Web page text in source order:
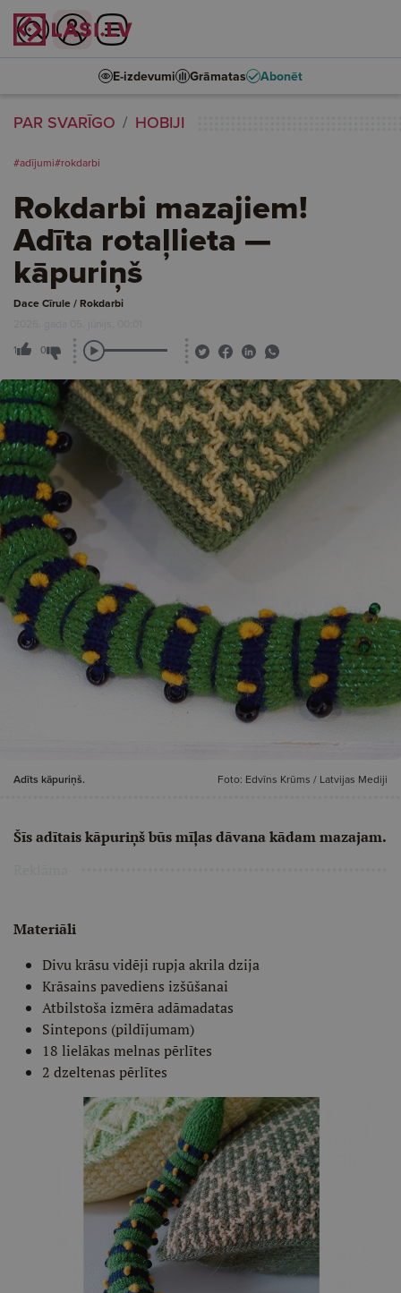
E-izdevumi Grāmatas Abonēt
PAR SVARĪGO HOBIJI
#adījumi#rokdarbi
Rokdarbi mazajiem!
Adīta rotaļlieta —
kāpuriņš
Dace Cīrule / Rokdarbi
2026. gada 05. jūnijs, 00:01
1 0
Adīts kāpuriņš. Foto: Edvīns Krūms / Latvijas Mediji
Šīs adītais kāpuriņš būs mīļas dāvana kādam mazajam.
Materiāli
Divu krāsu vidēji rupja akrila dzija
Krāsains pavediens izšūšanai
Atbilstoša izmēra adāmadatas
Sintepons (pildījumam)
18 lielākas melnas pērlītes
2 dzeltenas pērlītes